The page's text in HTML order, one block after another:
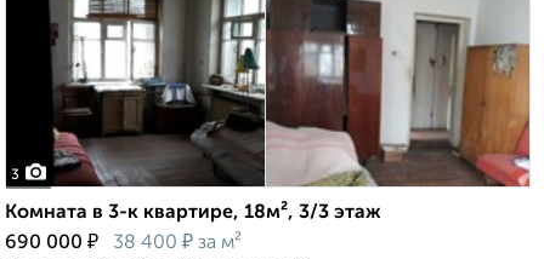
3
Комната в 3-к квартире, 18м², 3/3 этаж
690 000 ₽ 38 400 ₽ за м²